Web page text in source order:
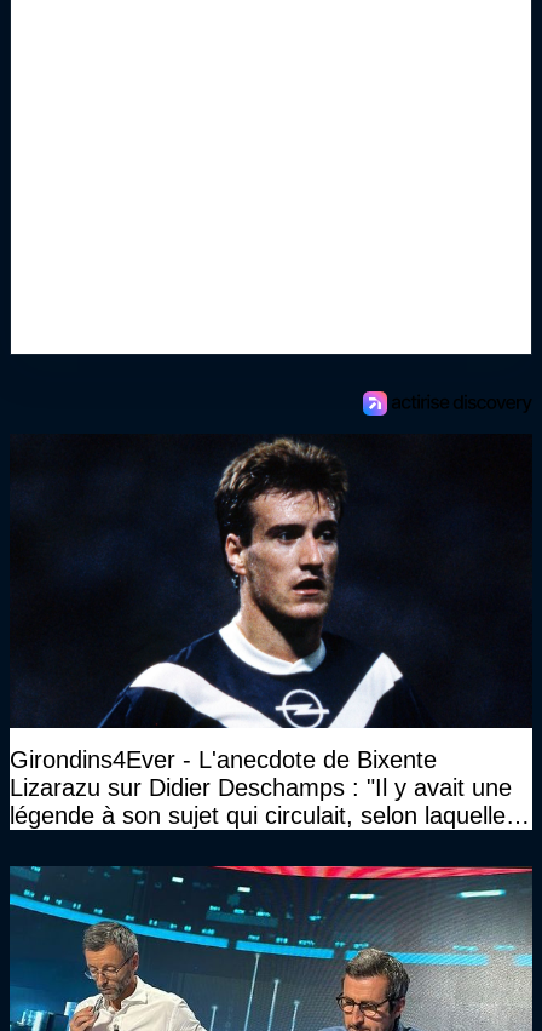
Girondins4Ever - L'anecdote de Bixente
Lizarazu sur Didier Deschamps : "Il y avait une
légende à son sujet qui circulait, selon laquelle il